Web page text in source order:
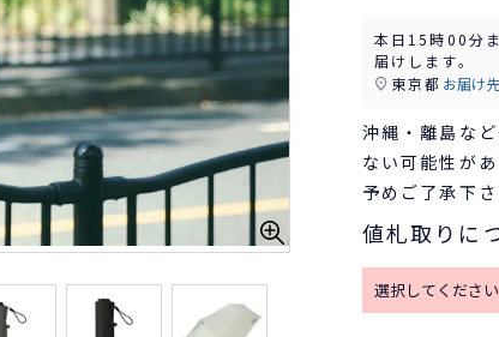
本日15時00分
届けします。
東京都 お届け
沖縄・離島な
ない可能性があ
予めご了承下さ
値札取りに